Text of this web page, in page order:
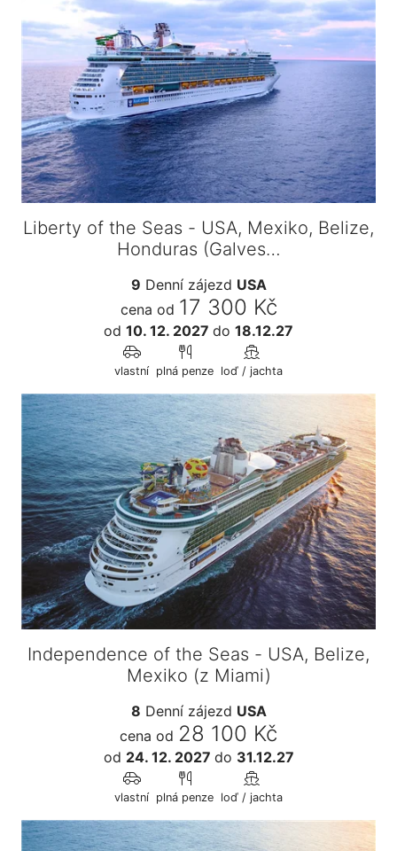
Liberty of the Seas - USA, Mexiko, Belize,
Honduras (Galves…
9 Denní zájezd USA
cena od 17 300 Kč
od 10. 12. 2027 do 18.12.27
vlastní plná penze loď / jachta
Independence of the Seas - USA, Belize,
Mexiko (z Miami)
8 Denní zájezd USA
cena od 28 100 Kč
od 24. 12. 2027 do 31.12.27
vlastní plná penze loď / jachta